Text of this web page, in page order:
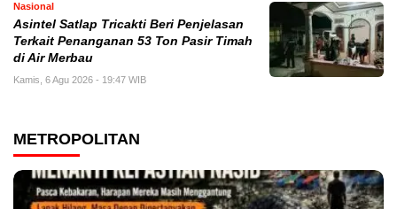
Nasional
Asintel Satlap Tricakti Beri Penjelasan
Terkait Penanganan 53 Ton Pasir Timah
di Air Merbau
Kamis, 6 Agu 2026 - 19:47 WIB
METROPOLITAN